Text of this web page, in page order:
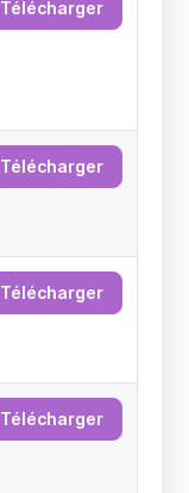
Télécharger
Télécharger
Télécharger
Télécharger